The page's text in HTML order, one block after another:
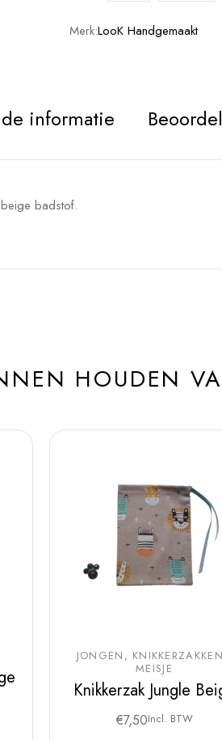
Merk:LooK Handgemaakt
informatie
badstof.
HOUDEN
JONGEN
MEISJE
Knikkerzak Jungle
€7,50Incl. BTW